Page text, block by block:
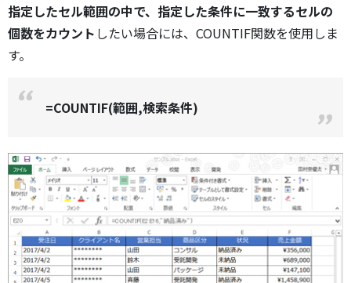
指定したセル範囲の中で、指定した条件に一致するセルの
個数をカウント したい場合には、COUNTIF関数を使用しま
す。
=COUNTIF(範囲,検索条件)